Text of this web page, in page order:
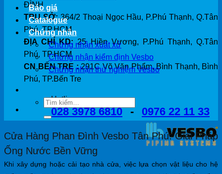
ĐÌNH
TRỤ SỞ:364/2 Thoại Ngọc Hầu, P.Phú Thạnh, Q.Tân
Phú, TP.HCM
ĐỊA CHỈ KD: 25 Hiền Vương, P.Phú Thạnh, Q.Tân
Phú, TP.HCM
CN BẾN TRE :291C Võ Văn Phẩm, Bình Thạnh, Bình
Phú, TP.Bến Tre
Hotline
028 3978 6810 - 0976 22 11 33
Báo giá
Catalogue
Chứng nhận
Chứng nhận xuất xứ
Chứng nhận kiểm định Vesbo
Chứng nhận thử nghiệm Vesbo
Cửa Hàng Phan Đình Vesbo Tân Phú: Giải Pháp
Ống Nước Bền Vững
Khi xây dựng hoặc cải tạo nhà cửa, việc lựa chọn vật liệu cho hệ